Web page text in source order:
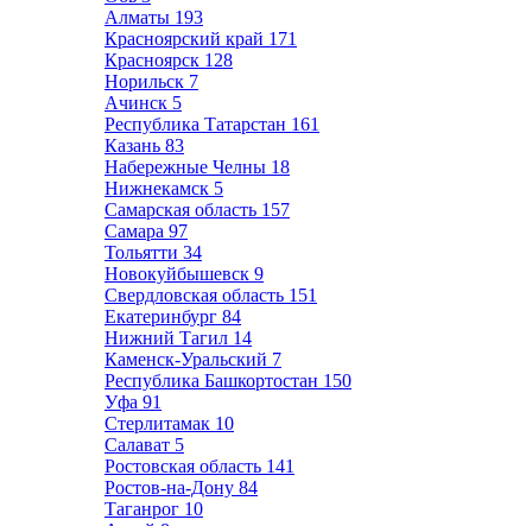
Алматы 193
Красноярский край 171
Красноярск 128
Норильск 7
Ачинск 5
Республика Татарстан 161
Казань 83
Набережные Челны 18
Нижнекамск 5
Самарская область 157
Самара 97
Тольятти 34
Новокуйбышевск 9
Свердловская область 151
Екатеринбург 84
Нижний Тагил 14
Каменск-Уральский 7
Республика Башкортостан 150
Уфа 91
Стерлитамак 10
Салават 5
Ростовская область 141
Ростов-на-Дону 84
Таганрог 10